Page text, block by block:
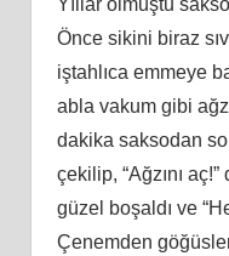
Önce sikini biraz
iştahlıca emmeye
abla vakum gibi
dakika saksodan
çekilip, “Ağzını
güzel boşaldı ve
Çenemden